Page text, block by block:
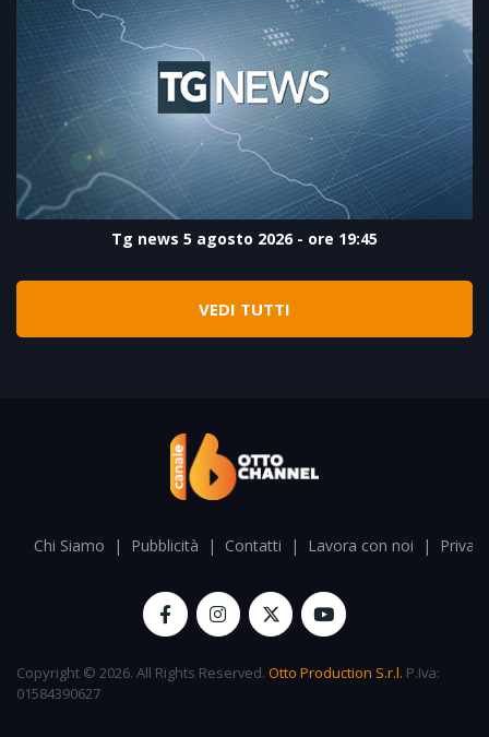
Tg news 5 agosto 2026 - ore 19:45
VEDI TUTTI
Chi Siamo | Pubblicità | Contatti | Lavora con noi |
Copyright © 2026. All Rights Reserved. Otto Production S.r.l. P.Iva:
01584390627